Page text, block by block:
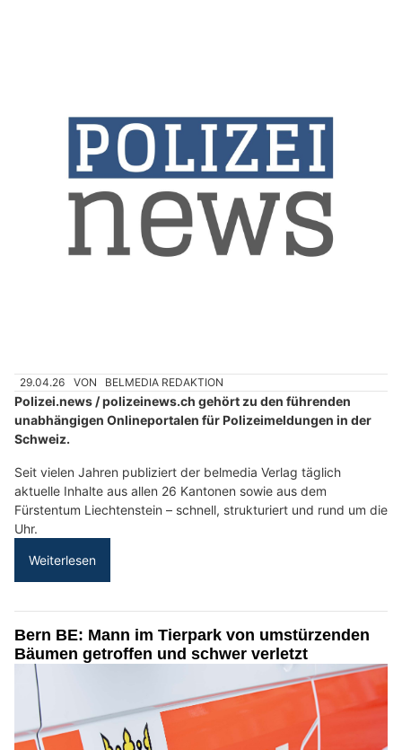
29.04.26 VON BELMEDIA REDAKTION
Polizei.news / polizeinews.ch gehört zu den führenden
unabhängigen Onlineportalen für Polizeimeldungen in der
Schweiz.
Seit vielen Jahren publiziert der belmedia Verlag täglich
aktuelle Inhalte aus allen 26 Kantonen sowie aus dem
Fürstentum Liechtenstein – schnell, strukturiert und rund um die
Uhr.
Weiterlesen
Bern BE: Mann im Tierpark von umstürzenden
Bäumen getroffen und schwer verletzt